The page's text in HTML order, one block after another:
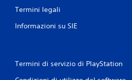
Termini legali
Informazioni su SIE
Termini di servizio di PlayStation